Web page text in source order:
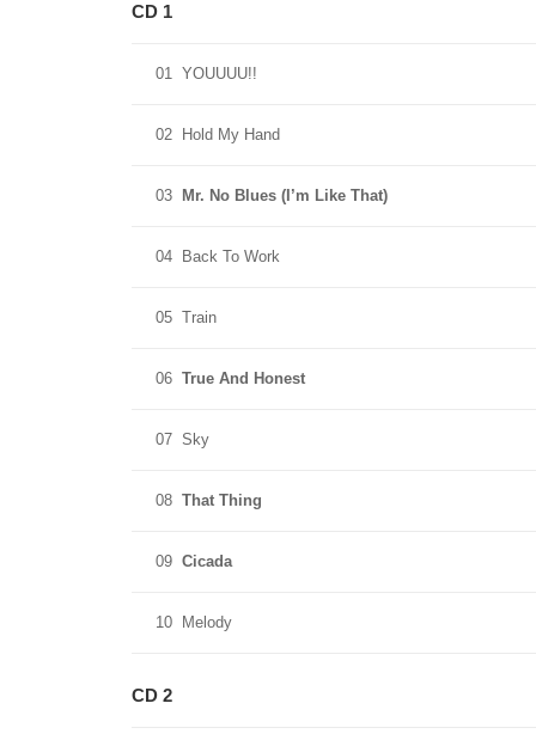
CD 1
01 YOUUUU!!
02 Hold My Hand
03 Mr. No Blues (I’m Like That)
04 Back To Work
05 Train
06 True And Honest
07 Sky
08 That Thing
09 Cicada
10 Melody
CD 2